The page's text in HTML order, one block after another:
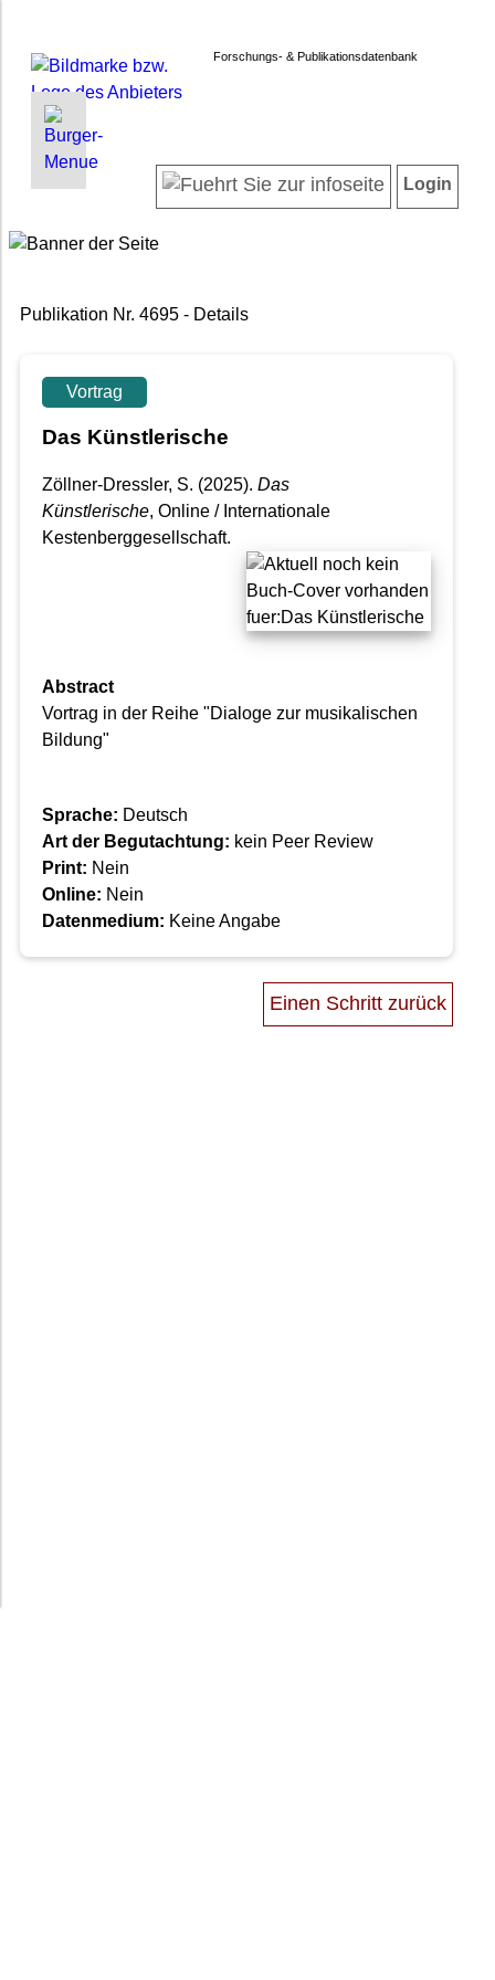
Forschungs- & Publikationsdatenbank
INFORMATIONEN | SUCHEN
Forschendenverzeichnis
Suche in Publikationen
Newsletter
LOGIN
Login
Publikation Nr. 4695 - Details
Vortrag
Das Künstlerische
Zöllner-Dressler, S. (2025). Das
Künstlerische, Online / Internationale
Kestenberggesellschaft.
Abstract
Vortrag in der Reihe "Dialoge zur musikalischen
Bildung"
Sprache: Deutsch
Art der Begutachtung: kein Peer Review
Print: Nein
Online: Nein
Datenmedium: Keine Angabe